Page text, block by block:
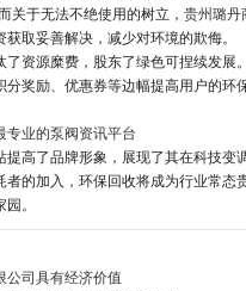
关于无法不绝使用的树立， 贵州璐丹
取妥善解决，减少对环境的欺侮。
资源糜费，股东了绿色可捏续发展
奖励、优惠券等边幅提高用户的环
专业的泵阀资讯平台
高了品牌形象，展现了其在科技变
的加入，环保回收将成为行业常态
。
公司具有经济价值